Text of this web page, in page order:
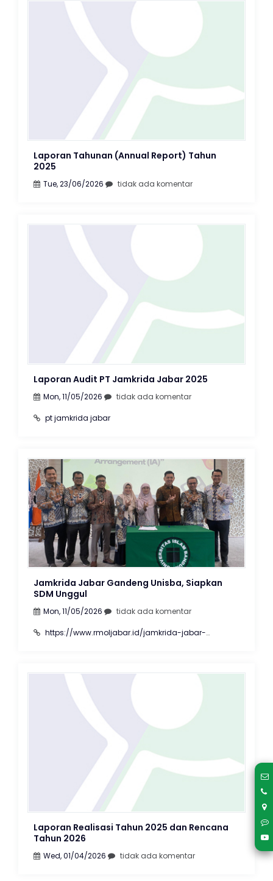
Laporan Tahunan (Annual Report) Tahun
2025
Tue, 23/06/2026 tidak ada komentar
Laporan Audit PT Jamkrida Jabar 2025
Mon, 11/05/2026 tidak ada komentar
pt jamkrida jabar
Jamkrida Jabar Gandeng Unisba, Siapkan
SDM Unggul
Mon, 11/05/2026 tidak ada komentar
https://www.rmoljabar.id/jamkrida-jabar-
Laporan Realisasi Tahun 2025 dan Rencana
Tahun 2026
Wed, 01/04/2026 tidak ada komentar